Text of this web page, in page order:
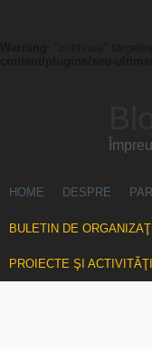
HOME DESPRE
BULETIN DE
PROIECTE ŞI ACTIVITĂŢI